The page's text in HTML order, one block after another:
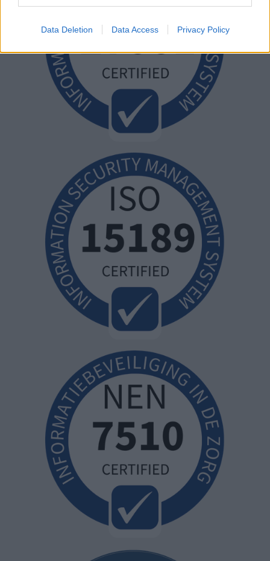
Data Deletion Data Access Privacy Policy